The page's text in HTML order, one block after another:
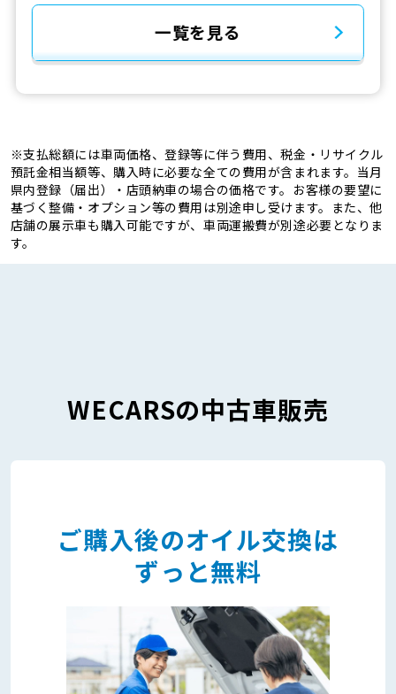
一覧を見る
※支払総額には車両価格、登録等に伴う費用、税金・リサイクル
預託金相当額等、購入時に必要な全ての費用が含まれます。当月
県内登録（届出）・店頭納車の場合の価格です。お客様の要望に
基づく整備・オプション等の費用は別途申し受けます。また、他
店舗の展示車も購入可能ですが、車両運搬費が別途必要となりま
す。
WECARSの中古車販売
ご購入後のオイル交換は
ずっと無料